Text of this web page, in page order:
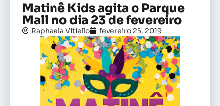
Matinê Kids agita o Parque
Mall no dia 23 de fevereiro
Raphaela Vitiello fevereiro 25, 2019